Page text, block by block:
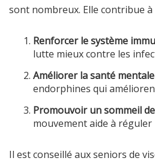
sont nombreux. Elle contribue à
Renforcer le système
lutte mieux contre les
Améliorer la santé mentale
endorphines qui
Promouvoir un sommeil
mouvement aide à réguler
Il est conseillé aux seniors de